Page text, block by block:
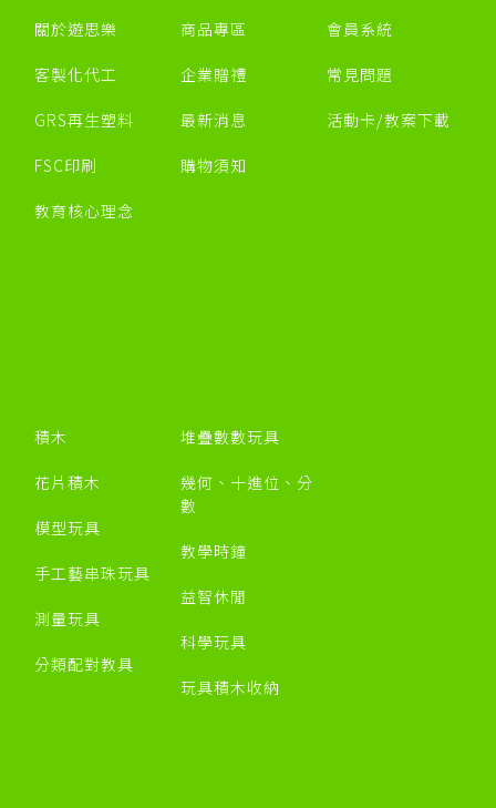
關於遊思樂
客製化代工
GRS再生塑料
FSC印刷
教育核心理念
商品專區
企業贈禮
最新消息
購物須知
會員系統
常見問題
活動卡/教案下載
積木
花片積木
模型玩具
手工藝串珠玩具
測量玩具
分類配對教具
堆疊數數玩具
幾何、十進位、分
數
教學時鐘
益智休閒
科學玩具
玩具積木收納